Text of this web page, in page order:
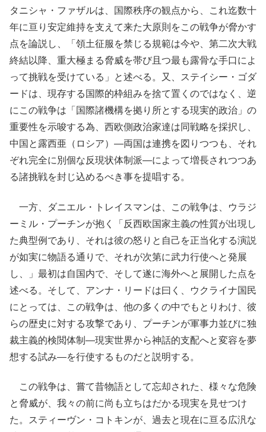
タニシャ・ファザルは、国際秩序の観点から、これ迄数十
年に亘り安定維持を支えて来た大原則をこの戦争が脅かす
点を論説し、「領土征服を禁じる規範は今や、第二次大戦
終結以降、重大極まる脅威を帯び且つ最も露骨な手口によ
って挑戦を受けている」と述べる。又、ステイシー・ゴダ
ードは、現存する国際的枠組みを捨て置くのではなく、逆
にこの戦争は「国際諸機構を拠り所とする現実的政治」の
重要性を示唆する為、西欧側政治家達は同戦略を採択し、
中国と露西亜（ロシア）―両国は連携を図りつつも、それ
ぞれ完全に別個な反現状体制派―によって増長されつつあ
る諸挑戦を封じ込めるべき事を提唱する。
一方、ダニエル・トレイスマンは、この戦争は、ウラジ
ーミル・プーチンが抱く「反西欧国家主義の性質が出現し
た典型例であり、それは彼の怒りと自己を正当化する演説
が如実に物語る通りで、それが次第に武力行使へと発展
し、」最初は自国内で、そして遂に海外へと展開した点を
述べる。そして、アンナ・リードは曰く、ウクライナ国民
にとっては、この戦争は、他の多くの中でもとりわけ、彼
らの歴史に対する攻撃であり、プーチンが軍事力並びに独
裁主義的検閲体制―現実世界から神話的支配へと変容を夢
想する試み―を行使するものだと説明する。
この戦争は、嘗て昔物語として忘却された、様々な危険
と脅威が、我々の前に尚も立ちはだかる現実を見せつけ
た。スティーヴン・コトキンが、過去と現在に亘る広汎な